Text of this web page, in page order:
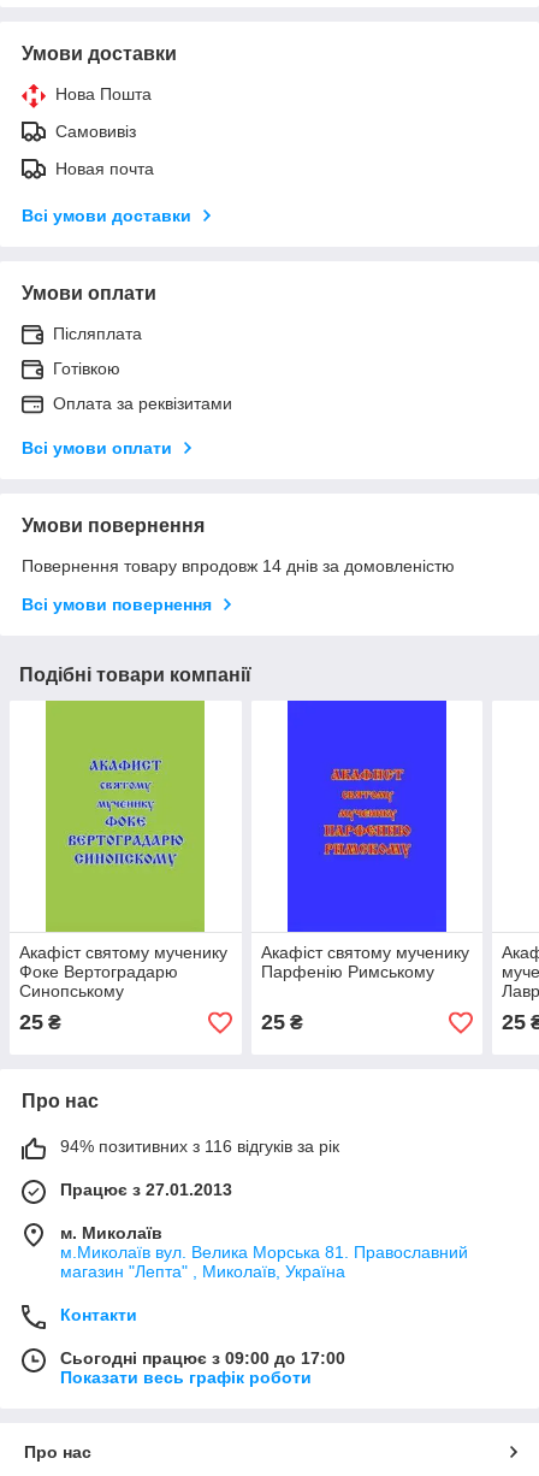
Умови доставки
Нова Пошта
Самовивіз
Новая почта
Всі умови доставки
Умови оплати
Післяплата
Готівкою
Оплата за реквізитами
Всі умови оплати
Умови повернення
Повернення товару впродовж 14 днів за домовленістю
Всі умови повернення
Подібні товари компанії
Акафіст святому мученику
Фоке Вертоградарю
Синопському
25 ₴
Акафіст святому мученику
Парфенію Римському
25₴ 25
Про нас
94% позитивних з 116 відгуків за рік
Працює з 27.01.2013
м. Миколаїв
м.Миколаїв вул. Велика Морська 81. Православний
магазин "Лепта" , Миколаїв, Україна
Контакти
Сьогодні працює з 09:00 до 17:00
Показати весь графік роботи
Про нас